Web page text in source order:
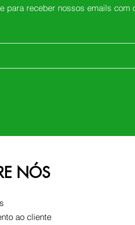
para receber nossos emails com
NÓS
ao cliente